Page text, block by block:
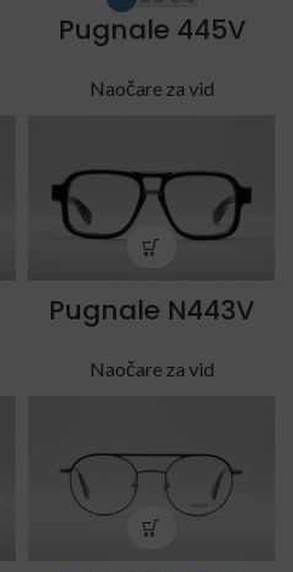
Pugnale 445V
Naočare za vid
Pugnale N443V
Naočare za vid